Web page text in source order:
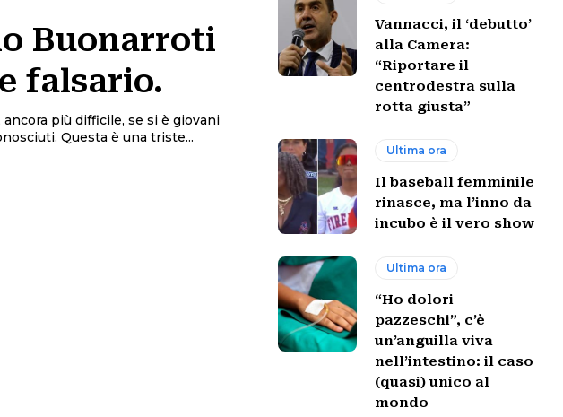
Buonarroti
falsario.
più difficile, se si è giovani
Questa è una triste...
Vannacci, il ‘debutto’
alla Camera:
“Riportare il
centrodestra sulla
rotta giusta”
Ultima ora
Il baseball femminile
rinasce, ma l’inno da
incubo è il vero show
Ultima ora
“Ho dolori
pazzeschi”, c’è
un’anguilla viva
nell’intestino: il caso
(quasi) unico al
mondo